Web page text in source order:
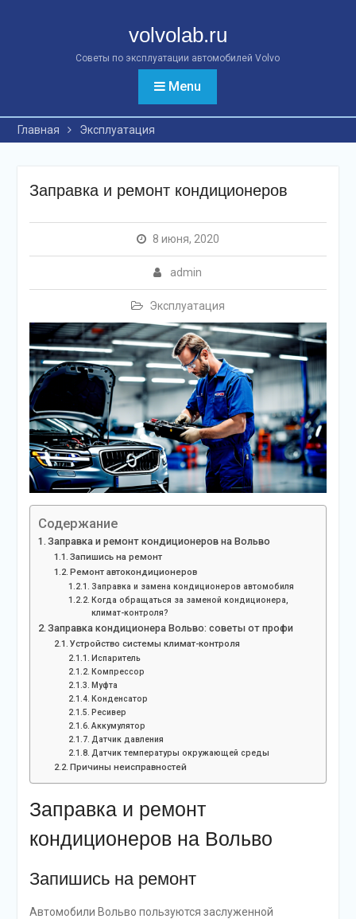
volvolab.ru
Советы по эксплуатации автомобилей Volvo
Menu
Главная Эксплуатация
Заправка и ремонт кондиционеров
8 июня, 2020
admin
Эксплуатация
Содержание
Заправка и ремонт кондиционеров на Вольво
Запишись на ремонт
Ремонт автокондиционеров
Заправка и замена кондиционеров автомобиля
Когда обращаться за заменой кондиционера,
климат-контроля?
Заправка кондиционера Вольво: советы от профи
Устройство системы климат-контроля
Испаритель
Компрессор
Муфта
Конденсатор
Ресивер
Аккумулятор
Датчик давления
Датчик температуры окружающей среды
Причины неисправностей
Заправка и ремонт
кондиционеров на Вольво
Запишись на ремонт
Автомобили Вольво пользуются заслуженной